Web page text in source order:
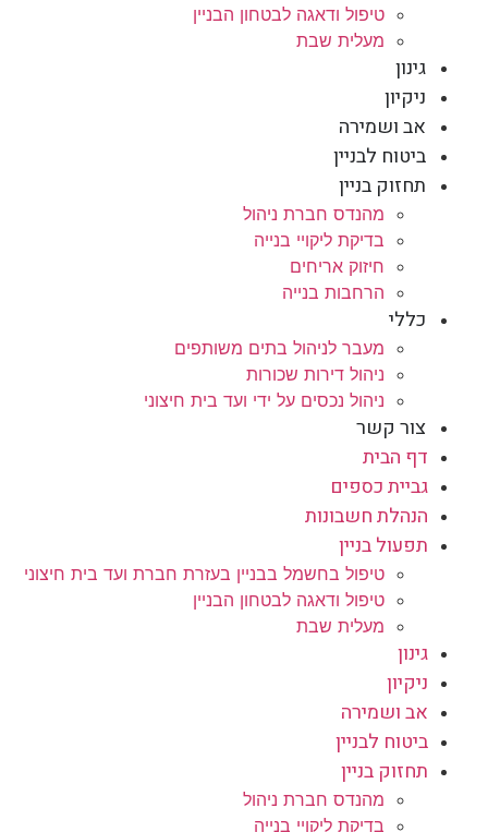
טיפול ודאגה לבטחון הבניין
מעלית שבת
גינון
ניקיון
אב ושמירה
ביטוח לבניין
תחזוק בניין
מהנדס חברת ניהול
בדיקת ליקויי בנייה
חיזוק אריחים
הרחבות בנייה
כללי
מעבר לניהול בתים משותפים
ניהול דירות שכורות
ניהול נכסים על ידי ועד בית חיצוני
צור קשר
דף הבית
גביית כספים
הנהלת חשבונות
תפעול בניין
טיפול בחשמל בבניין בעזרת חברת ועד בית חיצוני
טיפול ודאגה לבטחון הבניין
מעלית שבת
גינון
ניקיון
אב ושמירה
ביטוח לבניין
תחזוק בניין
מהנדס חברת ניהול
בדיקת ליקויי בנייה